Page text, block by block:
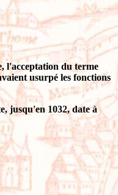
l'acceptation du terme
usurpé les fonctions
jusqu'en 1032, date à